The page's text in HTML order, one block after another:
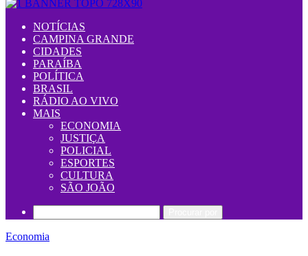
NOTÍCIAS
CAMPINA GRANDE
CIDADES
PARAÍBA
POLÍTICA
BRASIL
RÁDIO AO VIVO
MAIS
ECONOMIA
JUSTIÇA
POLICIAL
ESPORTES
CULTURA
SÃO JOÃO
Economia